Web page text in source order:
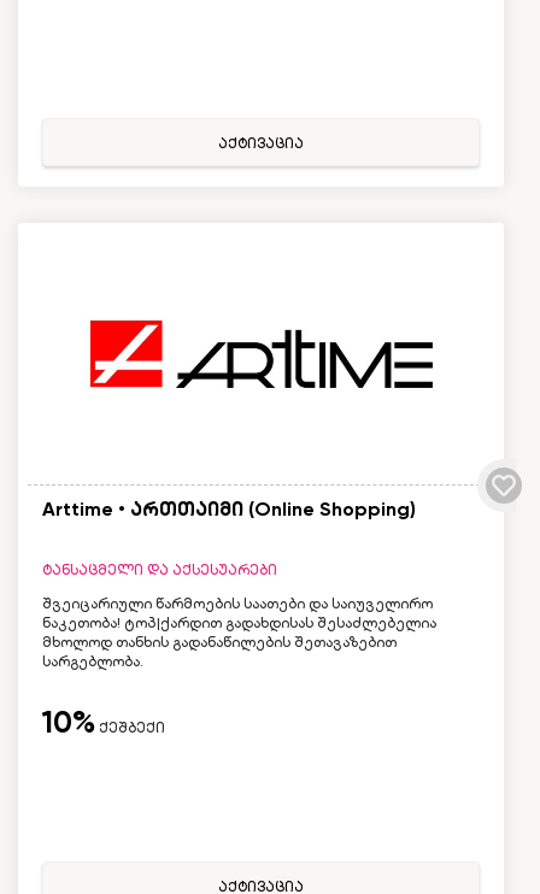
აქტივაცია
Arttime • ართთაიმი (Online Shopping)
ტანსაცმელი და აქსესუარები
შვეიცარიული წარმოების საათები და საიუველირო
ნაკეთობა! ტოპ|ქარდით გადახდისას შესაძლებელია
მხოლოდ თანხის გადანაწილების შეთავაზებით
სარგებლობა.
10% ქეშბექი
აქტივაცია